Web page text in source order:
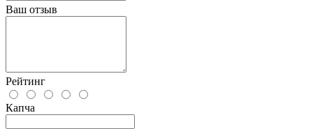
Ваш отзыв
Рейтинг
Капча